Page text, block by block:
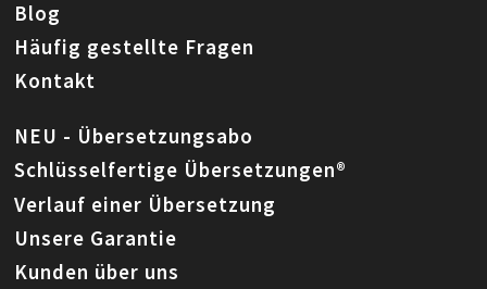
Blog
Häufig gestellte Fragen
Kontakt
NEU - Übersetzungsabo
Schlüsselfertige Übersetzungen®
Verlauf einer Übersetzung
Unsere Garantie
Kunden über uns